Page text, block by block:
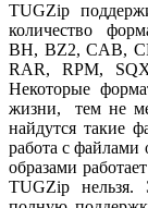
TUGZip
количество
BH, BZ2, CAB,
RAR, RPM,
Некоторые
жизни, тем не
найдутся такие
работа с
образами
TUGZip